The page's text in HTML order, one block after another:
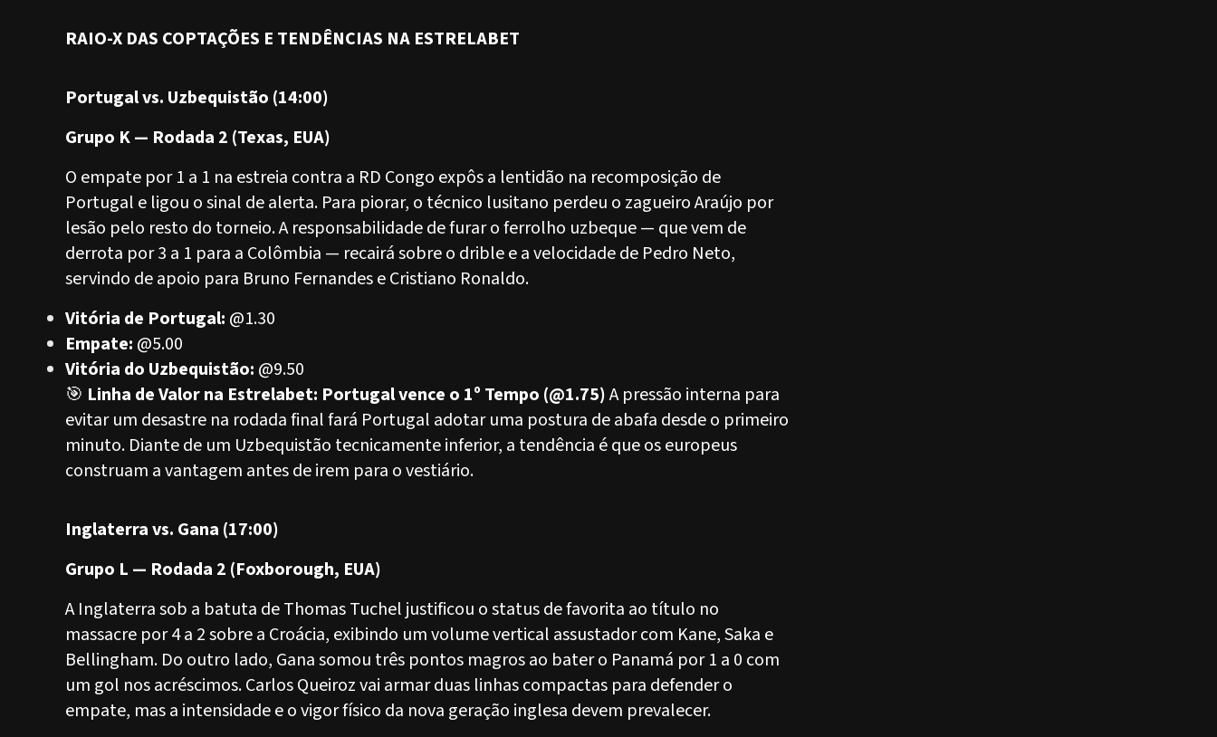
RAIO-X DAS COPTAÇÕES E TENDÊNCIAS NA ESTRELABET
Portugal vs. Uzbequistão (14:00)
Grupo K — Rodada 2 (Texas, EUA)
O empate por 1 a 1 na estreia contra a RD Congo expôs a lentidão na recomposição de
Portugal e ligou o sinal de alerta. Para piorar, o técnico lusitano perdeu o zagueiro Araújo por
lesão pelo resto do torneio. A responsabilidade de furar o ferrolho uzbeque — que vem de
derrota por 3 a 1 para a Colômbia — recairá sobre o drible e a velocidade de Pedro Neto,
servindo de apoio para Bruno Fernandes e Cristiano Ronaldo.
Vitória de Portugal: @1.30
Empate: @5.00
Vitória do Uzbequistão: @9.50
🎯 Linha de Valor na Estrelabet: Portugal vence o 1º Tempo (@1.75)A pressão interna para
evitar um desastre na rodada final fará Portugal adotar uma postura de abafa desde o primeiro
minuto. Diante de um Uzbequistão tecnicamente inferior, a tendência é que os europeus
construam a vantagem antes de irem para o vestiário.
Inglaterra vs. Gana (17:00)
Grupo L — Rodada 2 (Foxborough, EUA)
A Inglaterra sob a batuta de Thomas Tuchel justificou o status de favorita ao título no
massacre por 4 a 2 sobre a Croácia, exibindo um volume vertical assustador com Kane, Saka e
Bellingham. Do outro lado, Gana somou três pontos magros ao bater o Panamá por 1 a 0 com
um gol nos acréscimos. Carlos Queiroz vai armar duas linhas compactas para defender o
empate, mas a intensidade e o vigor físico da nova geração inglesa devem prevalecer.